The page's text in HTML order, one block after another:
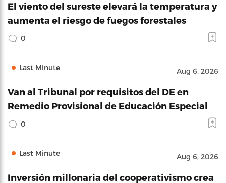
El viento del sureste elevará la temperatura y
aumenta el riesgo de fuegos forestales
0
Last Minute Aug 6, 2026
Van al Tribunal por requisitos del DE en
Remedio Provisional de Educación Especial
0
Last Minute Aug 6, 2026
Inversión millonaria del cooperativismo crea